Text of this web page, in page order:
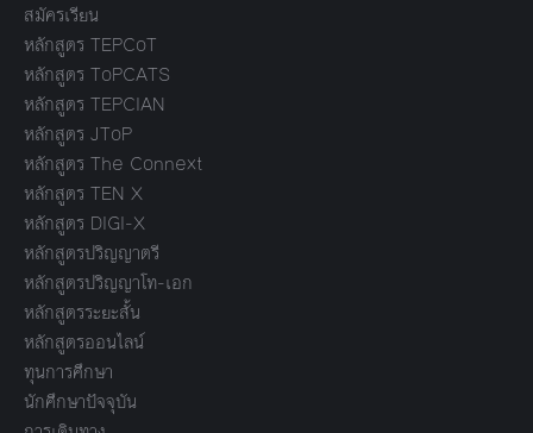
สมัครเรียน
หลักสูตร TEPCoT
หลักสูตร ToPCATS
หลักสูตร TEPCIAN
หลักสูตร JToP
หลักสูตร The Connext
หลักสูตร TEN X
หลักสูตร DIGI-X
หลักสูตรปริญญาตรี
หลักสูตรปริญญาโท-เอก
หลักสูตรระยะสั้น
หลักสูตรออนไลน์
ทุนการศึกษา
นักศึกษาปัจจุบัน